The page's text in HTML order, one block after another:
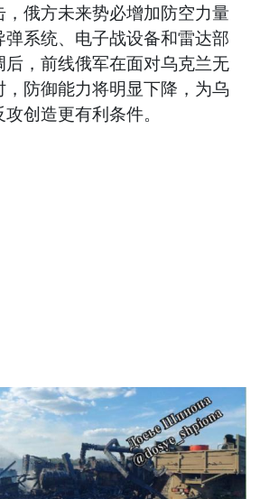
俄方未来势必增加防空力量
系统、电子战设备和雷达部
，前线俄军在面对乌克兰无
，防御能力将明显下降，为乌
创造更有利条件。